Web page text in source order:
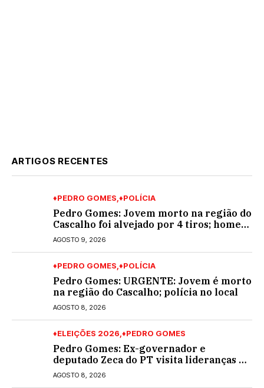
ARTIGOS RECENTES
♦PEDRO GOMES ♦POLÍCIA
Pedro Gomes: Jovem morto na região do
Cascalho foi alvejado por 4 tiros; homem
encapuzado
AGOSTO 9, 2026
♦PEDRO GOMES ♦POLÍCIA
Pedro Gomes: URGENTE: Jovem é morto
na região do Cascalho; polícia no local
AGOSTO 8, 2026
♦ELEIÇÕES 2026 ♦PEDRO GOMES
Pedro Gomes: Ex-governador e
deputado Zeca do PT visita lideranças do
partido na cidade; buscará a reeleição
AGOSTO 8, 2026